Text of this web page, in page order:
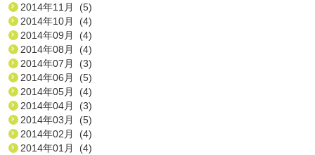
2014年11月 (5)
2014年10月 (4)
2014年09月 (4)
2014年08月 (4)
2014年07月 (3)
2014年06月 (5)
2014年05月 (4)
2014年04月 (3)
2014年03月 (5)
2014年02月 (4)
2014年01月 (4)